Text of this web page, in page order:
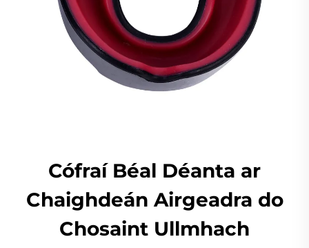
Cófraí Béal Déanta ar
Chaighdeán Airgeadra do
Chosaint Ullmhach